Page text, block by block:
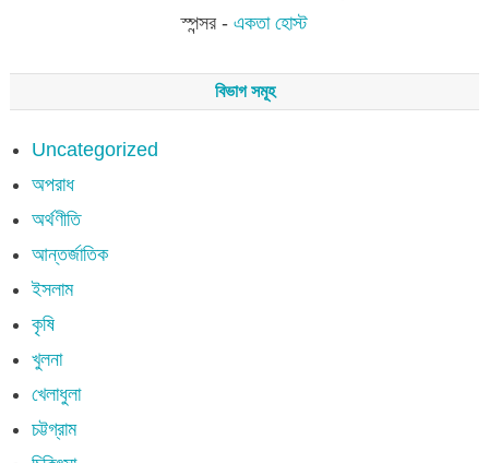
স্পন্সর - একতা হোস্ট
বিভাগ সমূহ
Uncategorized
অপরাধ
অর্থণীতি
আন্তর্জাতিক
ইসলাম
কৃষি
খুলনা
খেলাধুলা
চট্টগ্রাম